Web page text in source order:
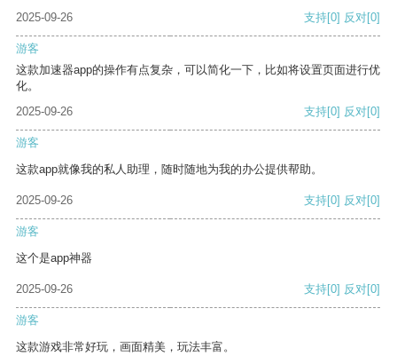
2025-09-26
支持[0] 反对[0]
游客
这款加速器app的操作有点复杂，可以简化一下，比如将设置页面进行优
化。
2025-09-26
支持[0] 反对[0]
游客
这款app就像我的私人助理，随时随地为我的办公提供帮助。
2025-09-26 支持[0] 反对[0]
游客
这个是app神器
2025-09-26 支持[0] 反对[0]
游客
这款游戏非常好玩，画面精美，玩法丰富。